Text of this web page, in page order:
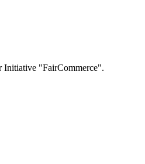
Initiative "FairCommerce".